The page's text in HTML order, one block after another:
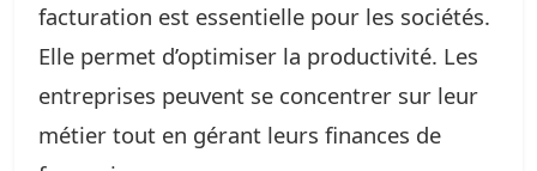
facturation est essentielle pour les sociétés.
Elle permet d’optimiser la productivité. Les
entreprises peuvent se concentrer sur leur
métier tout en gérant leurs finances de